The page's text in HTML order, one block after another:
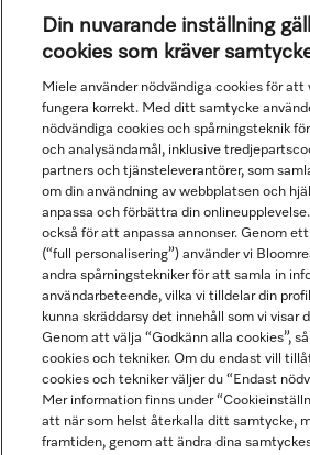
Navigering
Service
Din nuvarande inställning
cookies som kräver
Miele använder nödvändiga cookies för att
fungera korrekt. Med ditt samtycke
nödvändiga cookies och spårningsteknik
och analysändamål, inklusive
partners och tjänsteleverantörer, som
om din användning av webbplatsen och
anpassa och förbättra din
också för att anpassa annonser. Genom
(“full personalisering”) använder vi
andra spårningstekniker för att samla in
användarbeteende, vilka vi tilldelar din
kunna skräddarsy det innehåll som vi visar
Genom att välja “Godkänn alla cookies”,
cookies och tekniker. Om du endast vill
cookies och tekniker väljer du “Endast
Mer information finns under
att när som helst återkalla ditt samtycke,
framtiden, genom att ändra dina